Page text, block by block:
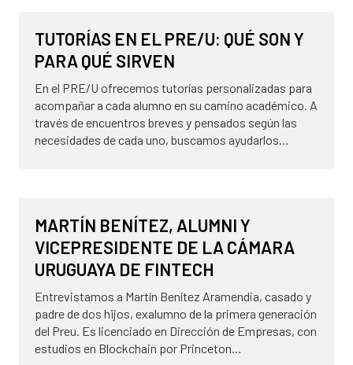
TUTORÍAS EN EL PRE/U: QUÉ SON Y
PARA QUÉ SIRVEN
En el PRE/U ofrecemos tutorías personalizadas para
acompañar a cada alumno en su camino académico. A
través de encuentros breves y pensados según las
necesidades de cada uno, buscamos ayudarlos…
MARTÍN BENÍTEZ, ALUMNI Y
VICEPRESIDENTE DE LA CÁMARA
URUGUAYA DE FINTECH
Entrevistamos a Martín Benítez Aramendia, casado y
padre de dos hijos, exalumno de la primera generación
del Preu. Es licenciado en Dirección de Empresas, con
estudios en Blockchain por Princeton…